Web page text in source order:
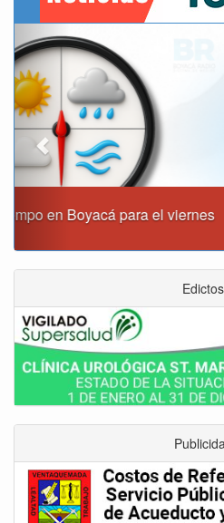
“Tunja nos ha dado
Previous
Edictos